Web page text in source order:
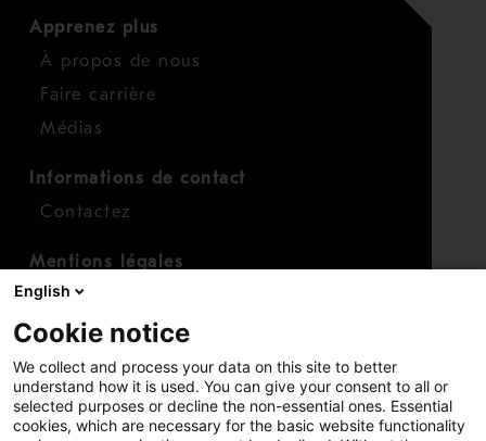
Apprenez plus
À propos de nous
Faire carrière
Médias
Informations de contact
Contactez
Mentions légales
Conditions générales
professionnelles sur devis
professionnelles de maintenance
English
Cookie notice
We collect and process your data on this site to better
understand how it is used. You can give your consent to all or
selected purposes or decline the non-essential ones. Essential
cookies, which are necessary for the basic website functionality